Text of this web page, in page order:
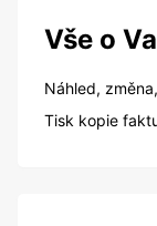
Vše o
Náhled,
Tisk kopie